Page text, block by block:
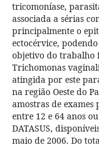
tricomoníase,
associada a sérias
principalmente o
ectocérvice,
objetivo do trabalho
Trichomonas
atingida por este
na região Oeste do
amostras de exames
entre 12 e 64 anos
DATASUS,
maio de 2006. Do